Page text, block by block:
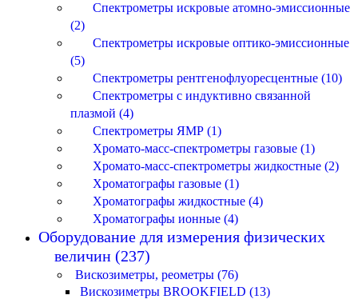
Спектрометры искровые атомно-эмиссионные
(2)
Спектрометры искровые оптико-эмиссионные
(5)
Спектрометры рентгенофлуоресцентные (10)
Спектрометры с индуктивно связанной
плазмой (4)
Спектрометры ЯМР (1)
Хромато-масс-спектрометры газовые (1)
Хромато-масс-спектрометры жидкостные (2)
Хроматографы газовые (1)
Хроматографы жидкостные (4)
Хроматографы ионные (4)
Оборудование для измерения физических
величин (237)
Вискозиметры, реометры (76)
Вискозиметры BROOKFIELD (13)